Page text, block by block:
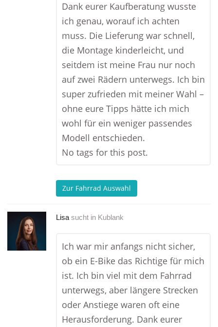
Dank eurer Kaufberatung wusste
ich genau, worauf ich achten
muss. Die Lieferung war schnell,
die Montage kinderleicht, und
seitdem ist meine Frau nur noch
auf zwei Rädern unterwegs. Ich bin
super zufrieden mit meiner Wahl –
ohne eure Tipps hätte ich mich
wohl für ein weniger passendes
Modell entschieden.
No tags for this post.
Zur Fahrrad Auswahl
Lisa sucht in Kublank
Ich war mir anfangs nicht sicher,
ob ein E-Bike das Richtige für mich
ist. Ich bin viel mit dem Fahrrad
unterwegs, aber längere Strecken
oder Anstiege waren oft eine
Herausforderung. Dank eurer